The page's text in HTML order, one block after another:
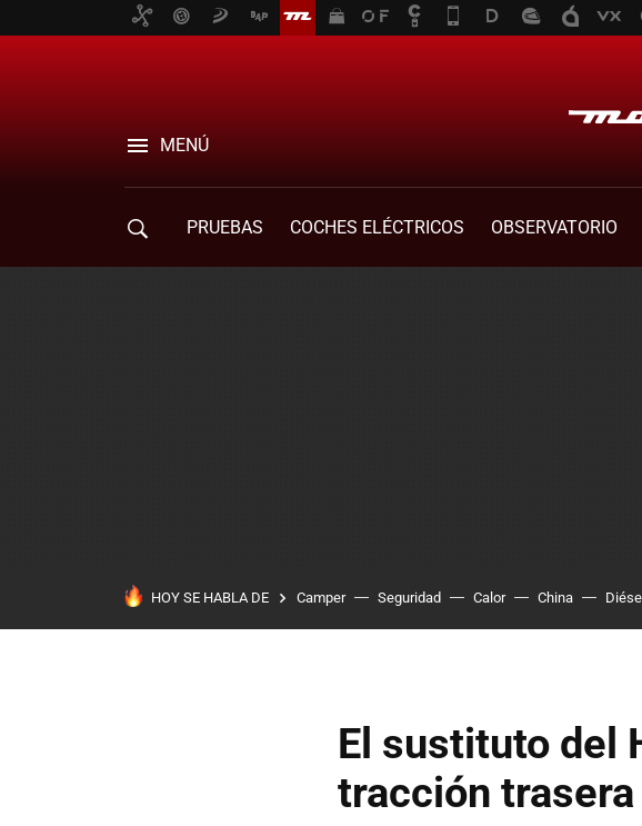
MENÚ
PRUEBAS COCHES ELÉCTRICOS OBSERVATORIO
HOY SE HABLA DE Camper Seguridad Calor China Diésel
El sustituto del
tracción trasera